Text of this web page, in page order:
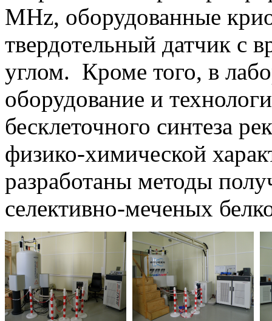
MHz, оборудованные
твердотельный датчик с
углом. Кроме того, в
оборудование и
бесклеточного синтеза
физико-химической
разработаны методы
селективно-меченых